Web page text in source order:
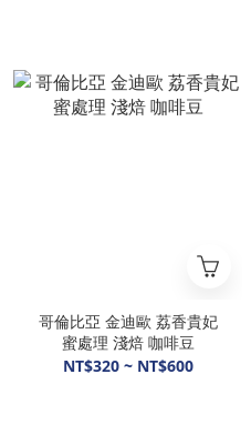
哥倫比亞 金迪歐 荔香貴妃
蜜處理 淺焙 咖啡豆
NT$320 ~ NT$600